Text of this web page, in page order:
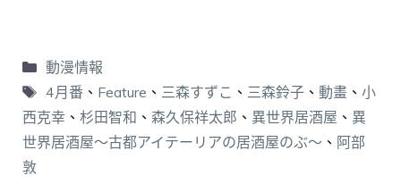
動漫情報
4月番 、 Feature 、 三森すずこ 、 三森鈴子、 動畫、 小
西克幸 、 杉田智和 、 森久保祥太郎 、 異世界居酒屋 、 異
世界居酒屋～古都アイテーリアの居酒屋のぶ～ 、 阿部
敦